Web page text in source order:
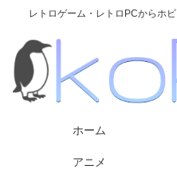
レトロゲーム・レトロPCからホ
ホーム
アニメ